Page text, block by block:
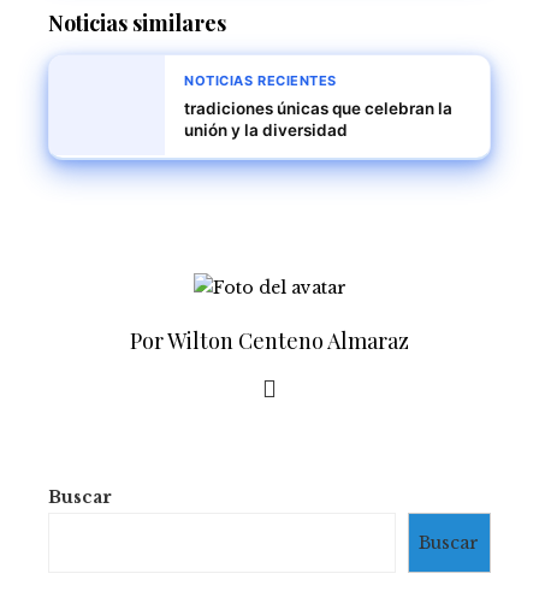
Noticias similares
NOTICIAS RECIENTES
tradiciones únicas que celebran la
unión y la diversidad
Por Wilton Centeno Almaraz
Buscar
Buscar